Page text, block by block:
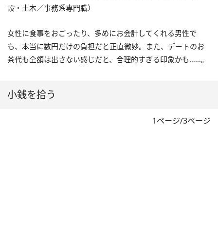
設・土木／事務系専門職）
女性に食事をおごったり、多めにお会計してくれる男性で
も、本当に数円だけの負担だと正直微妙。また、デートのお
茶代も全額は出さない感じだと、合理的すぎる印象かも……。
小銭を拾う
1ページ/3ページ